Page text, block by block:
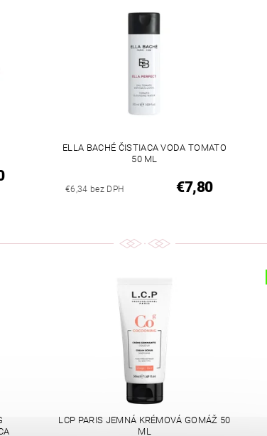
ELLA BACHÉ ČISTIACA VODA TOMATO
50 ML
€6,34 bez DPH €7,80
LCP PARIS JEMNÁ KRÉMOVÁ GOMÁŽ 50
ML